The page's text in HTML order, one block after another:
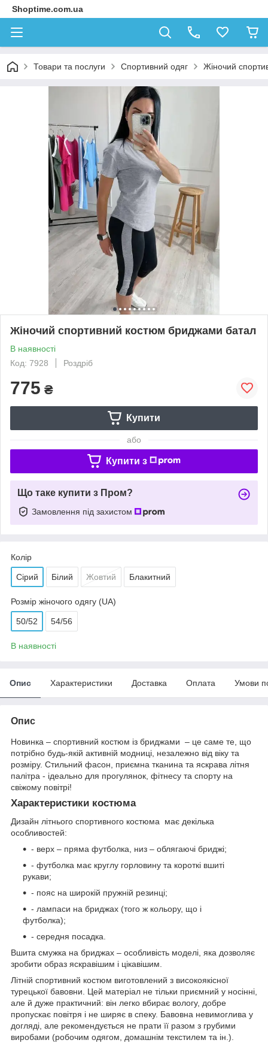
Shoptime.com.ua
Товари та послуги Спортивний одяг Жіночий
Жіночий спортивний костюм бриджами батал
В наявності
Код: 7928
Роздріб
775 ₴
Купити
або
Купити з
Що таке купити з Пром?
Замовлення під захистом
Колір
Сірий Білий Жовтий Блакитний
Розмір жіночого одягу (UA)
50/52 54/56
В наявності
Опис Характеристики Доставка Оплата Умови
Опис
Новинка – спортивний костюм із бриджами – це саме те, що
потрібно будь-якій активній модниці, незалежно від віку та
розміру. Стильний фасон, приємна тканина та яскрава літня
палітра - ідеально для прогулянок, фітнесу та спорту на
свіжому повітрі!
Характеристики костюма
Дизайн літнього спортивного костюма має декілька
особливостей:
- верх – пряма футболка, низ – облягаючі бриджі;
- футболка має круглу горловину та короткі вшиті
рукави;
- пояс на широкій пружній резинці;
- лампаси на бриджах (того ж кольору, що і
футболка);
- середня посадка.
Вшита смужка на бриджах – особливість моделі, яка дозволяє
зробити образ яскравішим і цікавішим.
Літній спортивний костюм виготовлений з високоякісної
турецької бавовни. Цей матеріал не тільки приємний у носінні,
але й дуже практичний: він легко вбирає вологу, добре
пропускає повітря і не ширяє в спеку. Бавовна невимоглива у
догляді, але рекомендується не прати її разом з грубими
виробами (робочим одягом, домашнім текстилем та ін.).